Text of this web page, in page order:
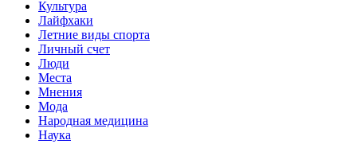
Культура
Лайфхаки
Летние виды спорта
Личный счет
Люди
Места
Мнения
Мода
Народная медицина
Наука